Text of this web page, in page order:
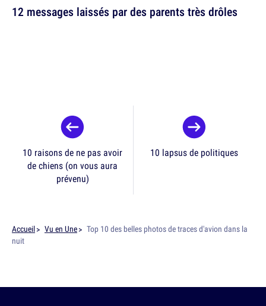
12 messages laissés par des parents très drôles
10 raisons de ne pas avoir
de chiens (on vous aura
prévenu)
10 lapsus de politiques
Accueil Vu en Une
Top 10 des belles photos de traces d'avion dans la
nuit